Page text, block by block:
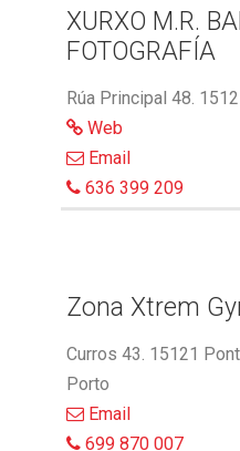
XURXO M.R.
FOTOGRAFÍA
Rúa Principal 48.
Web
Email
636 399 209
Zona Xtrem
Curros 43. 15121
Porto
Email
699 870 007